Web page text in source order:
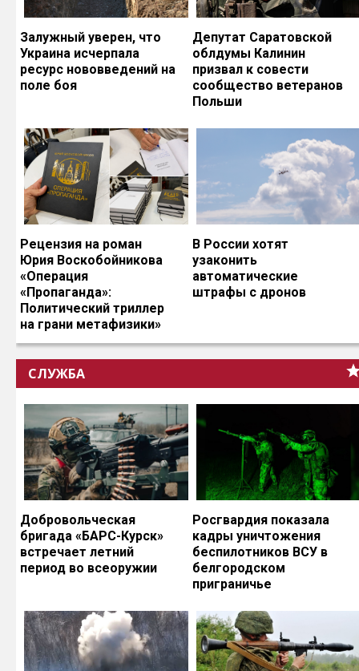
Залужный уверен, что
Украина исчерпала
ресурс нововведений на
поле боя
Депутат Саратовской
облдумы Калинин
призвал к совести
сообщество ветеранов
Польши
Рецензия на роман
Юрия Воскобойникова
«Операция
«Пропаганда»:
Политический триллер
на грани метафизики»
В России хотят
узаконить
автоматические
штрафы с дронов
СЛУЖБА
Добровольческая
бригада «БАРС-Курск»
встречает летний
период во всеоружии
Росгвардия показала
кадры уничтожения
беспилотников ВСУ в
белгородском
приграничье